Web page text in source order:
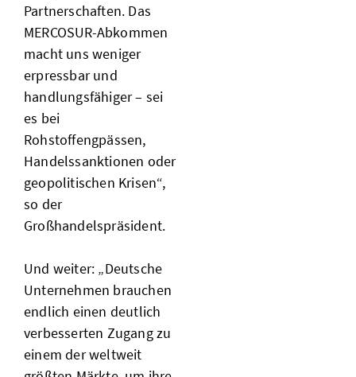
Partnerschaften. Das
MERCOSUR-Abkommen
macht uns weniger
erpressbar und
handlungsfähiger – sei
es bei
Rohstoffengpässen,
Handelssanktionen oder
geopolitischen Krisen“,
so der
Großhandelspräsident.
Und weiter: „Deutsche
Unternehmen brauchen
endlich einen deutlich
verbesserten Zugang zu
einem der weltweit